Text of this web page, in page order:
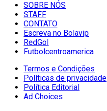
SOBRE NÓS
STAFF
CONTATO
Escreva no Bolavip
RedGol
Futbolcentroamerica
Termos e Condições
Políticas de privacidade
Política Editorial
Ad Choices